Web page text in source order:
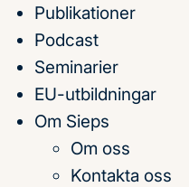
Till
innehållet
Publikationer
Podcast
Seminarier
EU-utbildningar
Om Sieps
Om oss
Kontakta oss
Publikationer